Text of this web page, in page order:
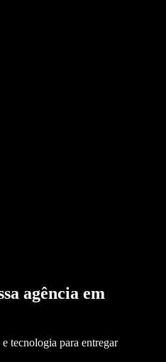
agência em
tecnologia para entregar